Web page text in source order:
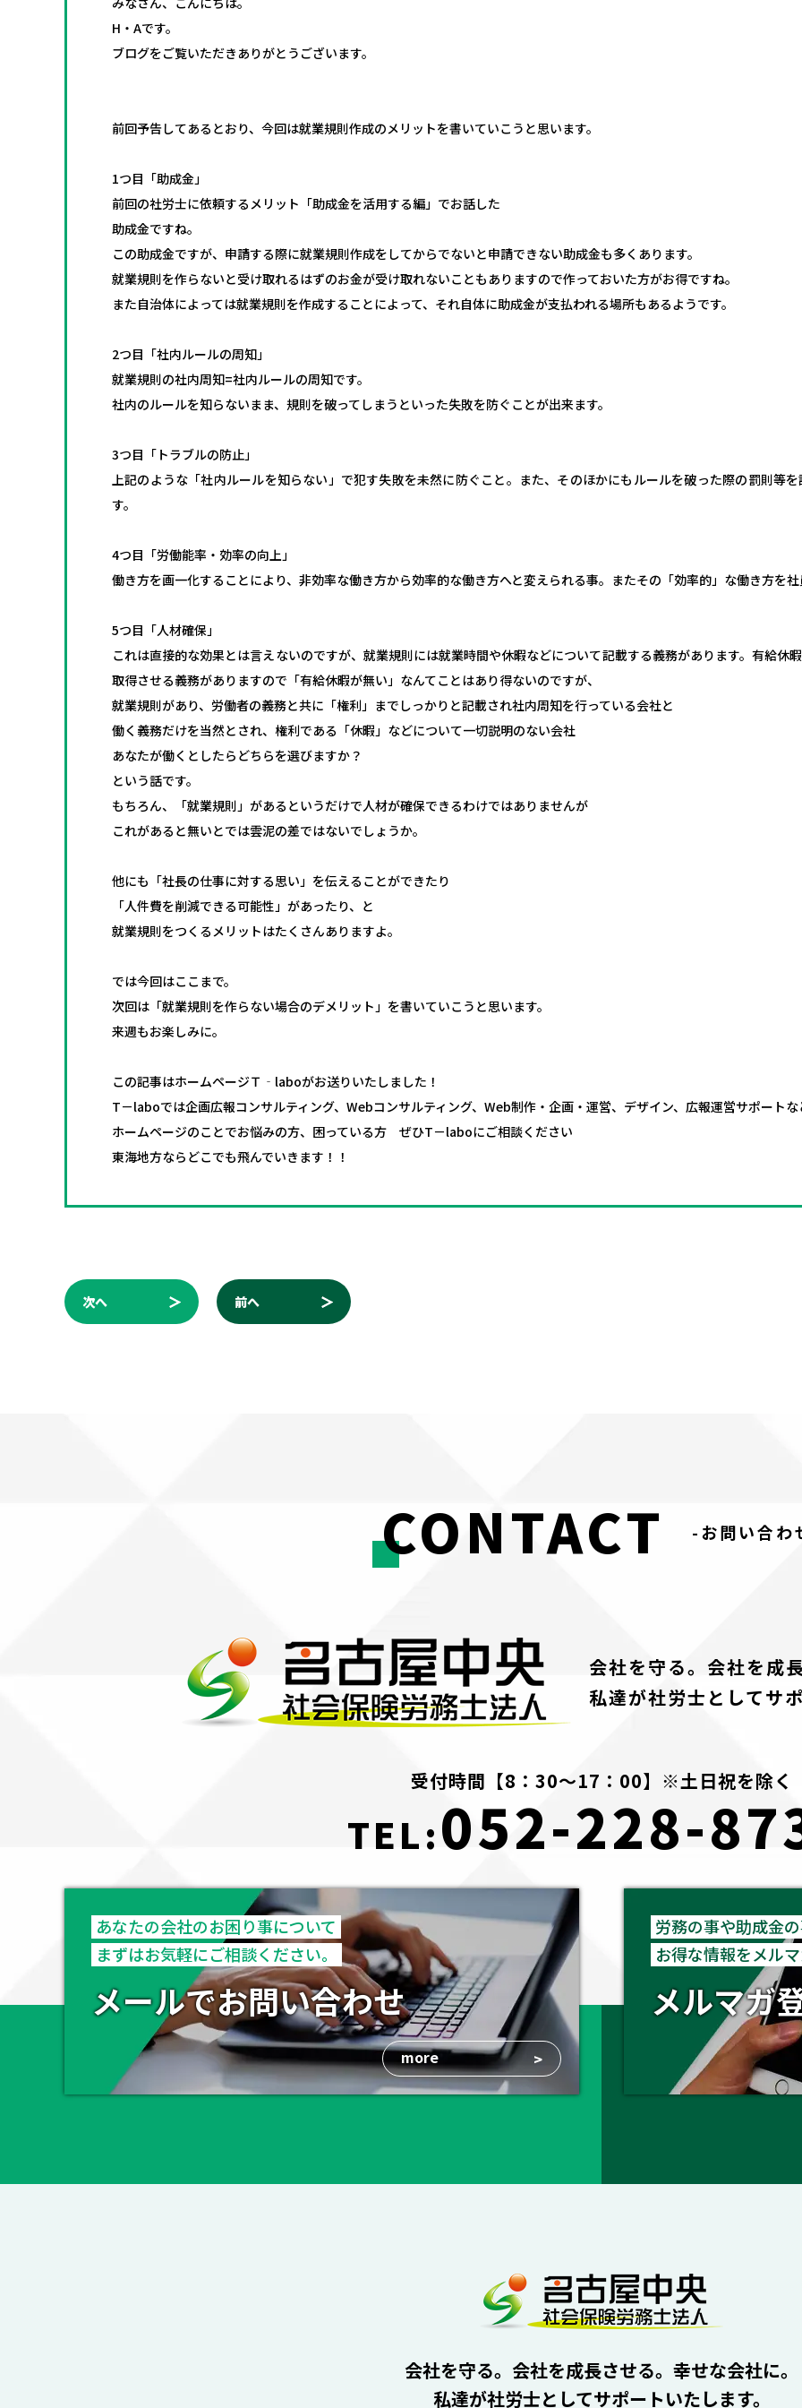
H・Aです。
ブログをご覧いただきありがとうございます。
前回予告してあるとおり、今回は就業規則作成のメリットを書いていこうと思います。
1つ目「助成金」
前回の社労士に依頼するメリット「助成金を活用する編」でお話した
助成金ですね。
この助成金ですが、申請する際に就業規則作成をしてからでないと申請できない助成金も多くあります。
就業規則を作らないと受け取れるはずのお金が受け取れないこともありますので作っておいた方がお得ですね。
また自治体によっては就業規則を作成することによって、それ自体に助成金が支払われる場所もあるようです。
2つ目「社内ルールの周知」
就業規則の社内周知=社内ルールの周知です。
社内のルールを知らないまま、規則を破ってしまうといった失敗を防ぐことが出来ます。
3つ目「トラブルの防止」
上記のような「社内ルールを知らない」で犯す失敗を未然に防ぐこと。また、そのほかにもルールを破った際の罰則等
す。
4つ目「労働能率・効率の向上」
働き方を画一化することにより、非効率な働き方から効率的な働き方へと変えられる事。またその「効率的」な働き方を
5つ目「人材確保」
これは直接的な効果とは言えないのですが、就業規則には就業時間や休暇などについて記載する義務があります。有給休
取得させる義務がありますので「有給休暇が無い」なんてことはあり得ないのですが、
就業規則があり、労働者の義務と共に「権利」までしっかりと記載され社内周知を行っている会社と
働く義務だけを当然とされ、権利である「休暇」などについて一切説明のない会社
あなたが働くとしたらどちらを選びますか？
という話です。
もちろん、「就業規則」があるというだけで人材が確保できるわけではありませんが
これがあると無いとでは雲泥の差ではないでしょうか。
他にも「社長の仕事に対する思い」を伝えることができたり
「人件費を削減できる可能性」があったり、と
就業規則をつくるメリットはたくさんありますよ。
では今回はここまで。
次回は「就業規則を作らない場合のデメリット」を書いていこうと思います。
来週もお楽しみに。
この記事はホームページＴ‐laboがお送りいたしました！
T－laboでは企画広報コンサルティング、Webコンサルティング、Web制作・企画・運営、デザイン、広報運営サポートな
ホームページのことでお悩みの方、困っている方 ぜひT－laboにご相談ください
東海地方ならどこでも飛んでいきます！！
次へ 前へ
CONTACT -お問い合わ
会社を守る。会社を成
私達が社労士としてサ
受付時間【8：30～17：00】※土日祝を除く
TEL:052-228-
あなたの会社のお困り事について
まずはお気軽にご相談ください。
メールでお問い合わせ
more >
労務の事や助成金の
お得な情報をメル
メルマガ
会社を守る。会社を成長させる。幸せな会社に。
私達が社労士としてサポートいたします。